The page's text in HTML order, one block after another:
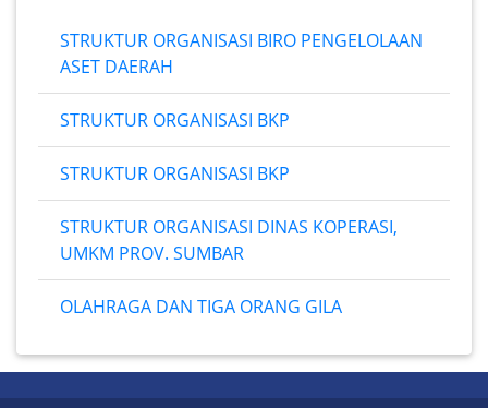
STRUKTUR ORGANISASI BIRO PENGELOLAAN
ASET DAERAH
STRUKTUR ORGANISASI BKP
STRUKTUR ORGANISASI BKP
STRUKTUR ORGANISASI DINAS KOPERASI,
UMKM PROV. SUMBAR
OLAHRAGA DAN TIGA ORANG GILA